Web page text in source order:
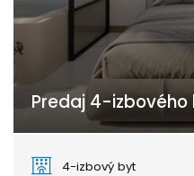
Predaj 4-izbového
4-izbový byt